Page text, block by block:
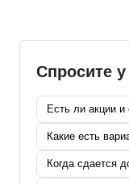
Спросите
Есть ли акции и
Какие есть
Когда сдается